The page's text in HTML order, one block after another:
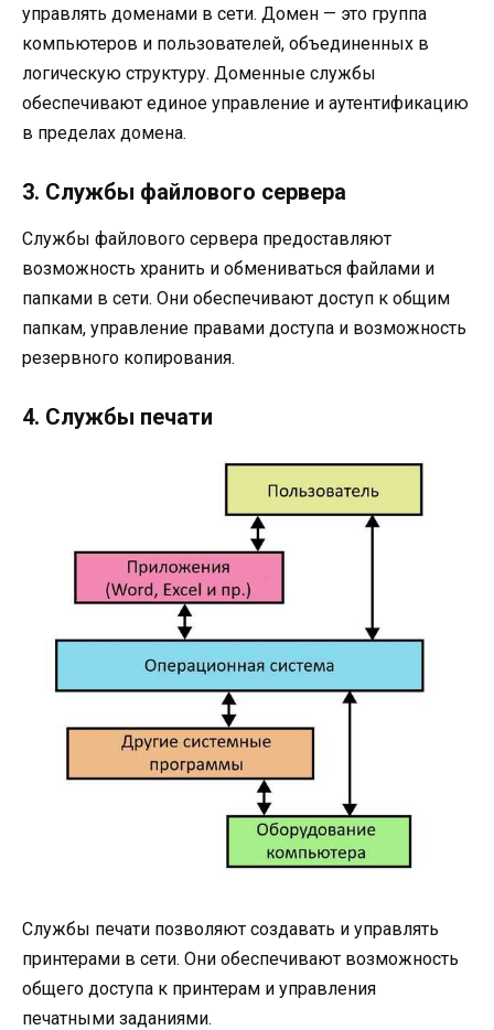
управлять доменами в сети. Домен — это группа
компьютеров и пользователей, объединенных в
логическую структуру. Доменные службы
обеспечивают единое управление и аутентификацию
в пределах домена.
3. Службы файлового сервера
Службы файлового сервера предоставляют
возможность хранить и обмениваться файлами и
папками в сети. Они обеспечивают доступ к общим
папкам, управление правами доступа и возможность
резервного копирования.
4. Службы печати
Службы печати позволяют создавать и управлять
принтерами в сети. Они обеспечивают возможность
общего доступа к принтерам и управления
печатными заданиями.